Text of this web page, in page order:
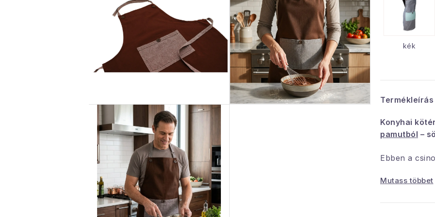
kék
Termékleírás
Konyhai
pamutból –
Ebben a
praktikus
Mutass többet